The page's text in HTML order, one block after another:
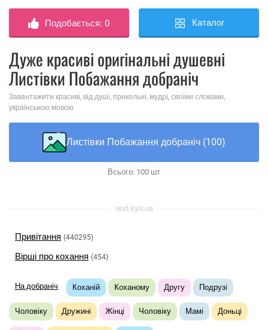
Подобається:0 Каталог
Дуже красиві оригінальні душевні
Листівки Побажання добраніч
Завантажити красиві, від душі, прикольні, мудрі, своїми словами,
українською мовою
Листівки Побажання добраніч (100)
Всього: 100 шт
rest.kyiv.ua
Привітання (440295)
Вірші про кохання (454)
На добраніч Коханій Коханому Другу Подрузі
Чоловіку Дружині Жінці Чоловіку Мамі Доньці